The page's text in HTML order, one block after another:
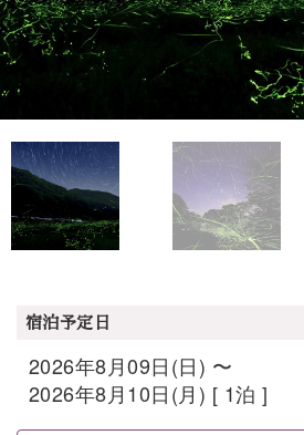
宿泊予定日
2026年8月09日(日) 〜
2026年8月10日(月) [ 1泊 ]